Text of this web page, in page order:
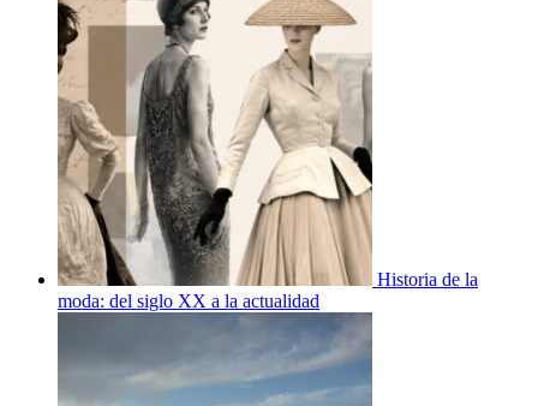
Historia de la
moda: del siglo XX a la actualidad